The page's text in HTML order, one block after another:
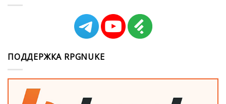
ПОДДЕРЖКА RPGNUKE